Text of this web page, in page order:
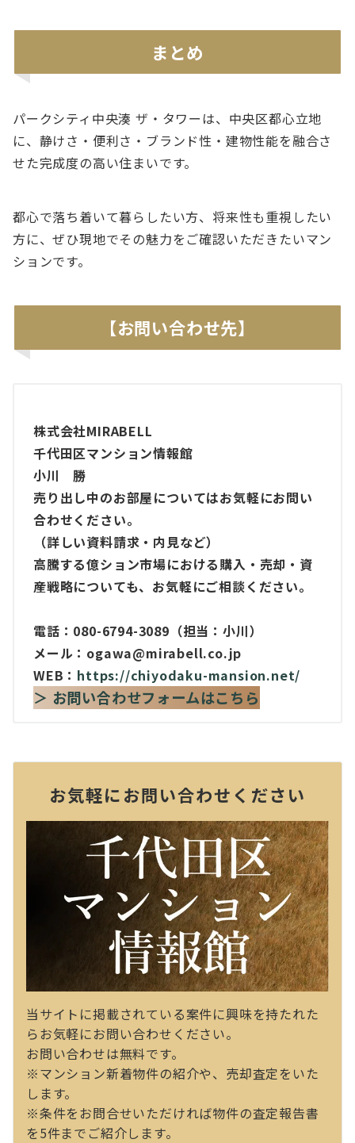
まとめ
パークシティ中央湊 ザ・タワーは、中央区都心立地
に、静けさ・便利さ・ブランド性・建物性能を融合さ
せた完成度の高い住まいです。
都心で落ち着いて暮らしたい方、将来性も重視したい
方に、ぜひ現地でその魅力をご確認いただきたいマン
ションです。
【お問い合わせ先】
株式会社MIRABELL
千代田区マンション情報館
小川 勝
売り出し中のお部屋についてはお気軽にお問い
合わせください。
（詳しい資料請求・内見など）
高騰する億ション市場における購入・売却・資
産戦略についても、お気軽にご相談ください。
電話：080-6794-3089（担当：小川）
メール：ogawa@mirabell.co.jp
WEB： https://chiyodaku-mansion.net/
＞ お問い合わせフォームはこちら
お気軽にお問い合わせください
当サイトに掲載されている案件に興味を持たれた
らお気軽にお問い合わせください。
お問い合わせは無料です。
※マンション新着物件の紹介や、売却査定をいた
します。
※条件をお問合せいただければ物件の査定報告書
を5件までご紹介します。